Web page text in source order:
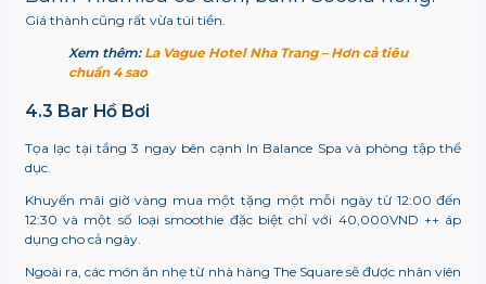
Giá thành cũng rất vừa túi tiền.
Xem thêm: La Vague Hotel Nha Trang – Hơn cả tiêu
chuẩn 4 sao
4.3 Bar Hồ Bơi
Tọa lạc tại tầng 3 ngay bên cạnh In Balance Spa và phòng tập thể
dục.
Khuyến mãi giờ vàng mua một tặng một mỗi ngày từ 12:00 đến
12:30 và một số loại smoothie đặc biệt chỉ với 40,000VND ++ áp
dụng cho cả ngày.
Ngoài ra, các món ăn nhẹ từ nhà hàng The Square sẽ được nhân viên